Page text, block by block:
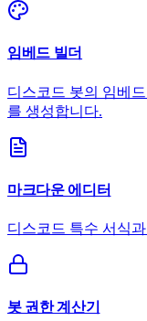
임베드 빌더
디스코드 봇의 임베
를 생성합니다.
마크다운 에디터
디스코드 특수 서식
봇 권한 계산기